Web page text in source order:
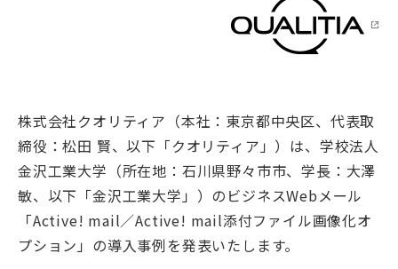
株式会社クオリティア（本社：東京都中央区、代表取
締役：松田 賢、以下「クオリティア」）は、学校法人
金沢工業大学（所在地：石川県野々市市、学長：大澤
敏、以下「金沢工業大学」）のビジネスWebメール
「Active! mail／Active! mail添付ファイル画像化オ
プション」の導入事例を発表いたします。